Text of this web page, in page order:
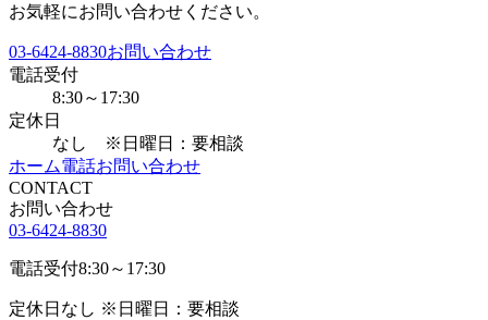
お気軽にお問い合わせください。
03-6424-8830お問い合わせ
電話受付
8:30～17:30
定休日
なし ※日曜日：要相談
ホーム電話お問い合わせ
CONTACT
お問い合わせ
03-6424-8830
電話受付8:30～17:30
定休日 なし ※日曜日：要相談